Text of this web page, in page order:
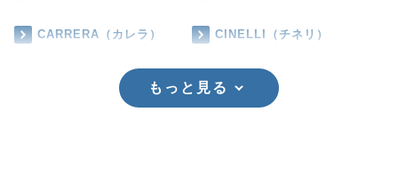
CARRERA（カレラ） CINELLI（チネリ）
もっと見る